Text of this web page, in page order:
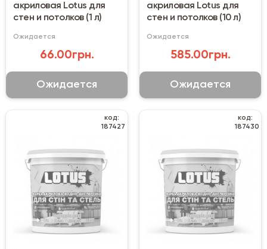
акриловая Lotus для
стен и потолков (1 л)
Ожидается
66.00грн.
Ожидается
акриловая Lotus для
стен и потолков (10 л)
Ожидается
585.00грн.
Ожидается
код:
187427
код:
187430